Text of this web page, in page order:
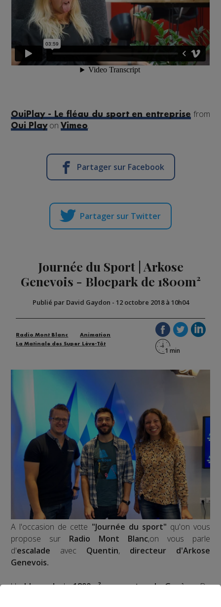
OuiPlay - Le fléau du sport en entreprisefrom
Oui PlayonVimeo.
Partager sur Facebook
Partager sur Twitter
Journée du Sport | Arkose
Genevois - Blocpark de 1800m²
Publié par David Gaydon - 12 octobre 2018 à 10h04
Radio Mont Blanc
Animation
La Matinale des Super Lève-Tôt
A l'occasion de cette "Journée du sport" qu'on vous
propose sur Radio Mont Blanc,on vous parle
d'escalade avec Quentin, directeur d'Arkose
Genevois.
Unblocparkde1800m² aux portes de Genève. De